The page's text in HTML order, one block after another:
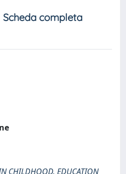
Scheda completa
CHILDHOOD. EDUCATION